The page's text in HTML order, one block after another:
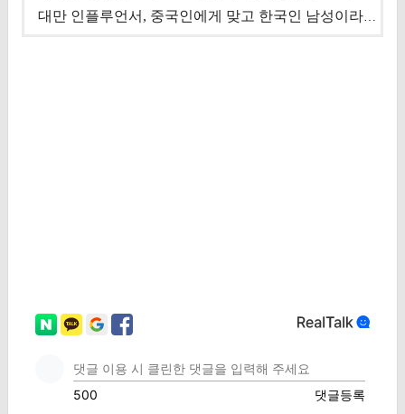
대만 인플루언서, 중국인에게 맞고 한국인 남성이라 진술 '후폭풍'